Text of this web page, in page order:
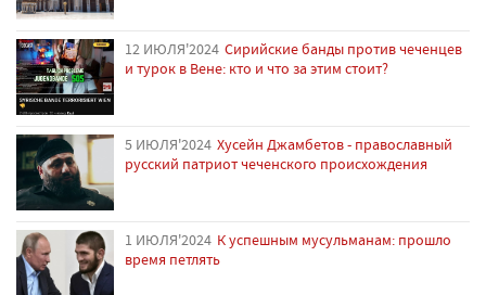
12 ИЮЛЯ'2024 Сирийские банды против чеченцев
и турок в Вене: кто и что за этим стоит?
5 ИЮЛЯ'2024 Хусейн Джамбетов - православный
русский патриот чеченского происхождения
1 ИЮЛЯ'2024 К успешным мусульманам: прошло
время петлять